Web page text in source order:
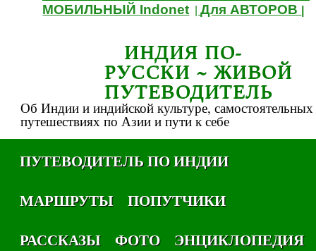
МОБИЛЬНЫЙ Indonet |Для АВТОРОВ
ИНДИЯ ПО-
РУССКИ ~ ЖИВОЙ
ПУТЕВОДИТЕЛЬ
Об Индии и индийской культуре, самостоятельных
путешествиях по Азии и пути к себе
ПУТЕВОДИТЕЛЬ ПО ИНДИИ
МАРШРУТЫ
ПОПУТЧИКИ
РАССКАЗЫ
ФОТО
ЭНЦИКЛОПЕДИЯ